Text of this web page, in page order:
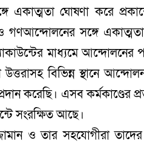
একাত্মতা ঘোষণা করে
গণআন্দোলনের সঙ্গে
মাধ্যমে আন্দোলনের
বিভিন্ন স্থানে
করেছি। এসব কর্মকাণ্ডের
সংরক্ষিত আছে।
ও তার সহযোগীরা